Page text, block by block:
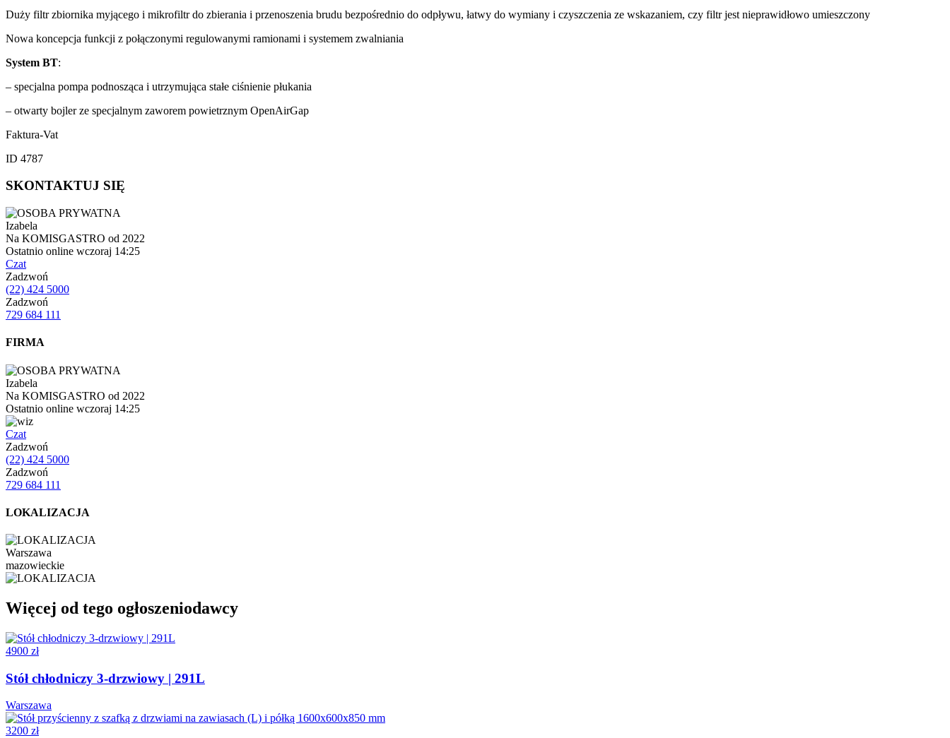
Duży filtr zbiornika myjącego i mikrofiltr do zbierania i przenoszenia brudu bezpośrednio do odpływu, łatwy do wymiany i czyszczenia ze wskazaniem, czy filtr jest nieprawidłowo umieszczony
Nowa koncepcja funkcji z połączonymi regulowanymi ramionami i systemem zwalniania
System BT:
– specjalna pompa podnosząca i utrzymująca stałe ciśnienie płukania
– otwarty bojler ze specjalnym zaworem powietrznym OpenAirGap
Faktura-Vat
ID 4787
SKONTAKTUJ SIĘ
Izabela
Na KOMISGASTRO od 2022
Ostatnio online wczoraj 14:25
Czat
Zadzwoń
(22) 424 5000
Zadzwoń
729 684 111
FIRMA
Izabela
Na KOMISGASTRO od 2022
Ostatnio online wczoraj 14:25
Czat
Zadzwoń
(22) 424 5000
Zadzwoń
729 684 111
LOKALIZACJA
Warszawa
mazowieckie
Więcej od tego ogłoszeniodawcy
4900 zł
Stół chłodniczy 3-drzwiowy | 291L
Warszawa
3200 zł